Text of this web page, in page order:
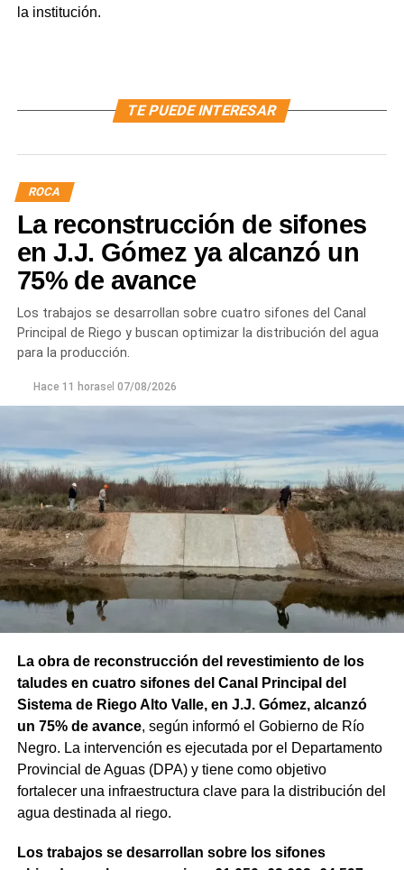
la institución.
TE PUEDE INTERESAR
ROCA
La reconstrucción de sifones
en J.J. Gómez ya alcanzó un
75% de avance
Los trabajos se desarrollan sobre cuatro sifones del Canal
Principal de Riego y buscan optimizar la distribución del agua
para la producción.
Hace 11 horasel 07/08/2026
La obra de reconstrucción del revestimiento de los
taludes en cuatro sifones del Canal Principal del
Sistema de Riego Alto Valle, en J.J. Gómez, alcanzó
un 75% de avance, según informó el Gobierno de Río
Negro. La intervención es ejecutada por el Departamento
Provincial de Aguas (DPA) y tiene como objetivo
fortalecer una infraestructura clave para la distribución del
agua destinada al riego.
Los trabajos se desarrollan sobre los sifones